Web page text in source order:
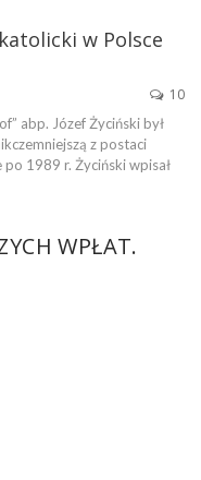
w Polsce
10
abp. Józef Życiński był
z postaci
1989 r. Życiński wpisał
WPŁAT.